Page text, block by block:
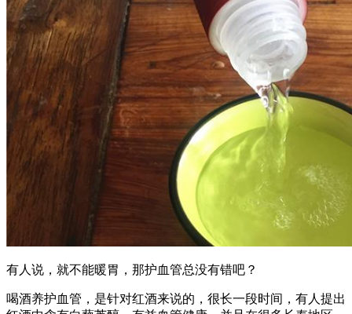
有人说，就不能暖胃，那护血管总没有错吧？
喝酒养护血管，是针对红酒来说的，很长一段时间，有人提出